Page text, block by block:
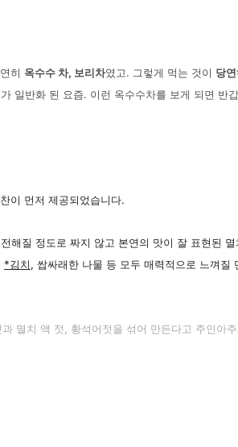
히 옥수수 차, 보리차였고. 그렇게 먹는 것이 당
일반화 된 요즘. 이런 옥수수차를 보게 되면 반
이 먼저 제공되었습니다.
해질 정도로 짜지 않고 본연의 맛이 잘 표현된 멸
*김치, 쌉싸래한 나물 등 모두 매력적으로 느껴질
멸치 액 젓, 황석어젓을 섞어 만든다고 주인아